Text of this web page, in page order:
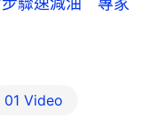
01 Video